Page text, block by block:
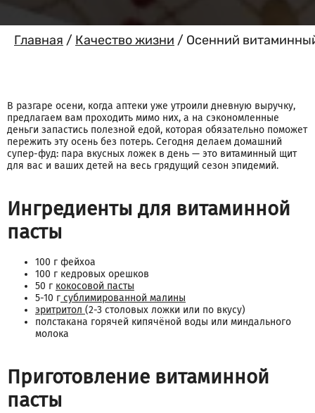
Главная / Качество жизни / Осенний
В разгаре осени, когда аптеки уже утроили дневную выручку,
предлагаем вам проходить мимо них, а на сэкономленные
деньги запастись полезной едой, которая обязательно поможет
пережить эту осень без потерь. Сегодня делаем домашний
супер-фуд: пара вкусных ложек в день — это витаминный щит
для вас и ваших детей на весь грядущий сезон эпидемий.
Ингредиенты для витаминной
пасты
100 г фейхоа
100 г кедровых орешков
50 г кокосовой пасты
5-10 г сублимированной малины
эритритол (2-3 столовых ложки или по вкусу)
полстакана горячей кипячёной воды или миндального
молока
Приготовление витаминной
пасты